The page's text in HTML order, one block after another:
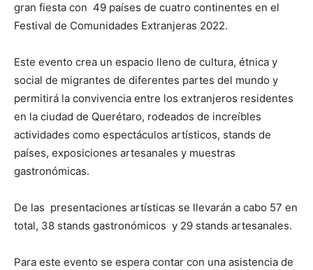
gran fiesta con 49 países de cuatro continentes en el
Festival de Comunidades Extranjeras 2022.
Este evento crea un espacio lleno de cultura, étnica y
social de migrantes de diferentes partes del mundo y
permitirá la convivencia entre los extranjeros residentes
en la ciudad de Querétaro, rodeados de increíbles
actividades como espectáculos artísticos, stands de
países, exposiciones artesanales y muestras
gastronómicas.
De las presentaciones artísticas se llevarán a cabo 57 en
total, 38 stands gastronómicos y 29 stands artesanales.
Para este evento se espera contar con una asistencia de